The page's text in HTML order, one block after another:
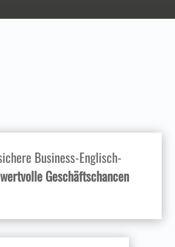
Business-Englisch-
wertvolle Geschäftschancen